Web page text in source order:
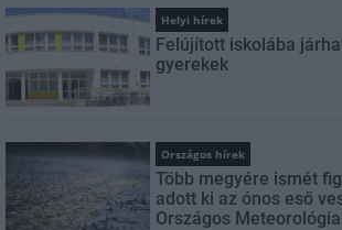
Helyi hírek
Felújított iskolába
gyerekek
Országos hírek
Több megyére ismét
adott ki az ónos eső
Országos